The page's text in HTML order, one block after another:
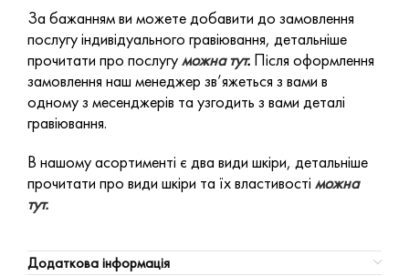
За бажанням ви можете добавити до замовлення
послугу індивідуального гравіювання, детальніше
прочитати про послугуможна тут. Після оформлення
замовлення наш менеджер зв’яжеться з вами в
одному з месенджерів та узгодить з вами деталі
гравіювання.
В нашому асортименті є два види шкіри, детальніше
прочитати про види шкіри та їх властивості можна
тут.
Додаткова інформація